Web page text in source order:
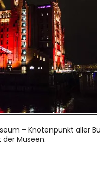
– Knotenpunkt aller
Museen.